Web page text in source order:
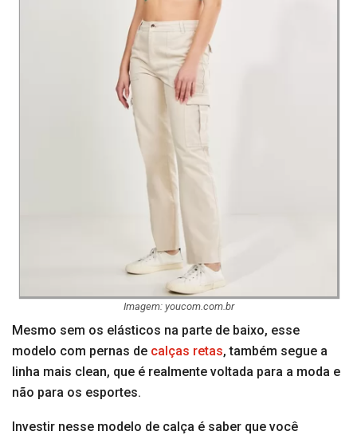
Imagem: youcom.com.br
Mesmo sem os elásticos na parte de baixo, esse
modelo com pernas de calças retas, também segue a
linha mais clean, que é realmente voltada para a moda e
não para os esportes.
Investir nesse modelo de calça é saber que você